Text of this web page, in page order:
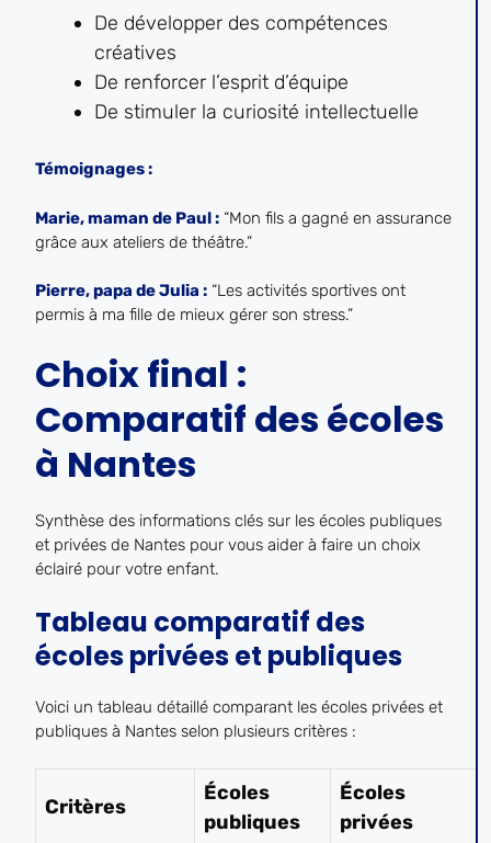
De développer des compétences
créatives
De renforcer l’esprit d’équipe
De stimuler la curiosité intellectuelle
Témoignages :
Marie, maman de Paul : “Mon fils a gagné en assurance
grâce aux ateliers de théâtre.”
Pierre, papa de Julia : “Les activités sportives ont
permis à ma fille de mieux gérer son stress.”
Choix final :
Comparatif des écoles
à Nantes
Synthèse des informations clés sur les écoles publiques
et privées de Nantes pour vous aider à faire un choix
éclairé pour votre enfant.
Tableau comparatif des
écoles privées et publiques
Voici un tableau détaillé comparant les écoles privées et
publiques à Nantes selon plusieurs critères :
Critères
Écoles
publiques
Écoles
privées